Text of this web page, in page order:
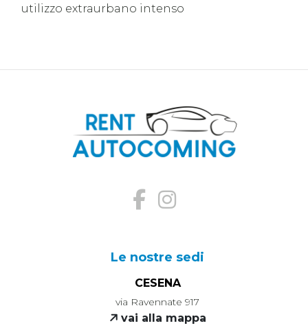
utilizzo extraurbano intenso
Le nostre sedi
CESENA
via Ravennate 917
vai alla mappa